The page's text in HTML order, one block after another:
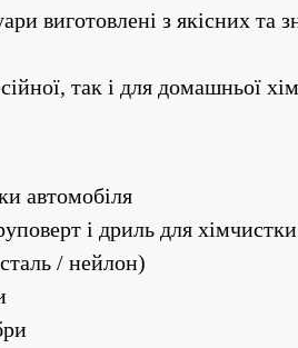
виготовлені з якісних та
так і для домашньої
автомобіля
і дриль для хімчистки
/ нейлон)